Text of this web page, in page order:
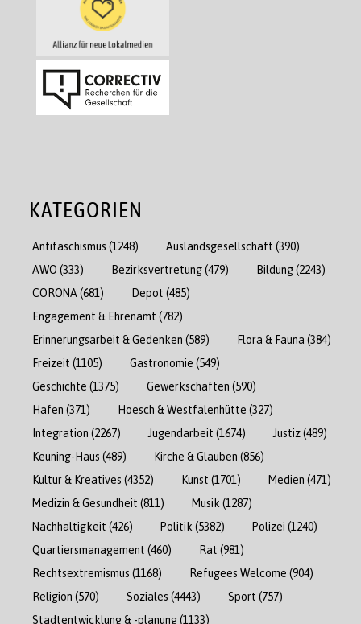
KATEGORIEN
Antifaschismus (1248) Auslandsgesellschaft (390)
AWO (333) Bezirksvertretung(479) Bildung(2243)
CORONA (681) Depot (485)
Engagement & Ehrenamt (782)
Erinnerungsarbeit & Gedenken (589) Flora & Fauna (384)
Freizeit (1105) Gastronomie (549)
Geschichte (1375) Gewerkschaften (590)
Hafen (371) Hoesch & Westfalenhütte (327)
Integration (2267) Jugendarbeit (1674) Justiz(489)
Keuning-Haus (489) Kirche & Glauben (856)
Kultur & Kreatives (4352) Kunst (1701) Medien (471)
Medizin & Gesundheit (811) Musik (1287)
Nachhaltigkeit (426) Politik (5382) Polizei (1240)
Quartiersmanagement (460) Rat (981)
Rechtsextremismus (1168) Refugees Welcome (904)
Religion (570) Soziales (4443) Sport (757)
Stadtentwicklung & -planung(1133)